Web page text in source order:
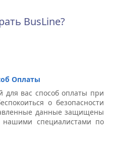
BusLine?
Оплаты
вас способ оплаты при
о безопасности
данные защищены
нашими специалистами по